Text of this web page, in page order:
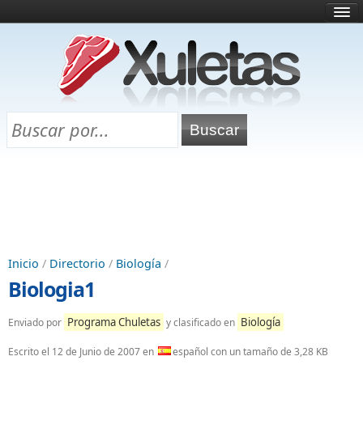
¿Qué es esto?
Directorio
Chuletas para exámenes
Inicio / Directorio / Biología /
Biologia1
Enviado por Programa Chuletas y clasificado en Biología
Escrito el 12 de Junio de 2007en español con un tamaño de 3,28 KB